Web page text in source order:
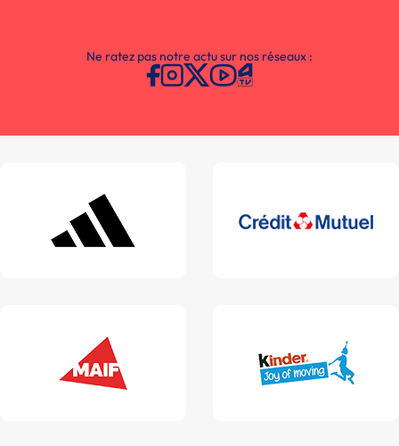
Ne ratez pas notre actu sur nos réseaux :